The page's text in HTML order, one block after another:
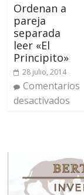
Ordenan a
pareja
separada
leer «El
Principito»
28 julio, 2014
Comentarios
desactivados